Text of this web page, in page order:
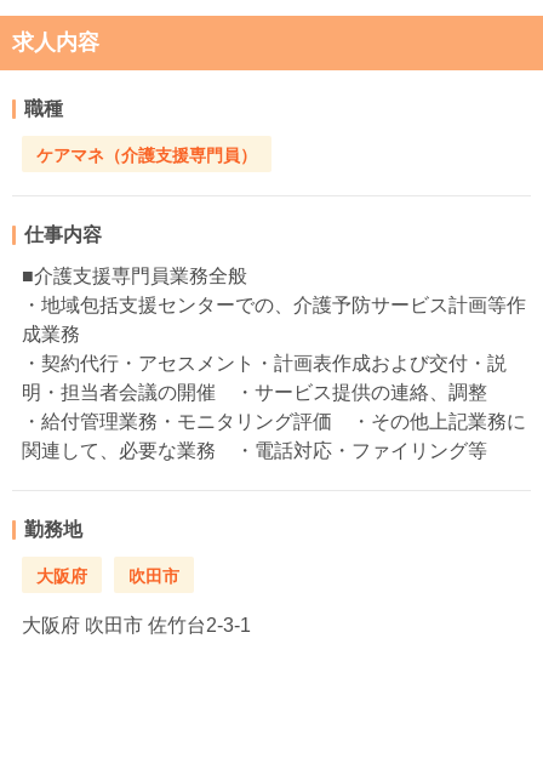
求人内容
職種
ケアマネ（介護支援専門員）
仕事内容
■介護支援専門員業務全般
・地域包括支援センターでの、介護予防サービス計画等作
成業務
・契約代行・アセスメント・計画表作成および交付・説
明・担当者会議の開催 ・サービス提供の連絡、調整
・給付管理業務・モニタリング評価 ・その他上記業務に
関連して、必要な業務 ・電話対応・ファイリング等
勤務地
大阪府 吹田市
大阪府 吹田市 佐竹台2-3-1